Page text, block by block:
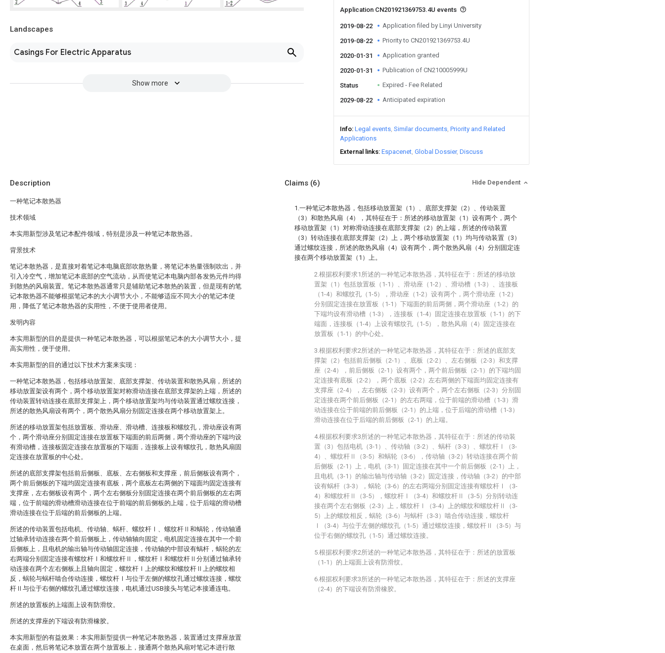
Landscapes
Casings For Electric Apparatus
Show more
Application CN201921369753.4U events
2019-08-22 Application filed by Linyi University
2019-08-22 Priority to CN201921369753.4U
2020-01-31 Application granted
2020-01-31 Publication of CN210005999U
Status Expired - Fee Related
2029-08-22 Anticipated expiration
Info Legal events Similar documents Priority and Related
Applications
External links Espacenet Global Dossier Discuss
Description
一种笔记本散热器
技术领域
本实用新型涉及笔记本配件领域，特别是涉及一种笔记本散热器。
背景技术
笔记本散热器，是直接对着笔记本电脑底部吹散热量，将笔记本热量强制吹出，并
引入冷空气，增加笔记本底部的空气流动，从而使笔记本电脑内部各发热元件均得
到散热的风扇装置。笔记本散热器通常只是辅助笔记本散热的装置，但是现有的笔
记本散热器不能够根据笔记本的大小调节大小，不能够适应不同大小的笔记本使
用，降低了笔记本散热器的实用性，不便于使用者使用。
发明内容
本实用新型的目的是提供一种笔记本散热器，可以根据笔记本的大小调节大小，提
高实用性，便于使用。
本实用新型的目的通过以下技术方案来实现：
一种笔记本散热器，包括移动放置架、底部支撑架、传动装置和散热风扇，所述的
移动放置架设有两个，两个移动放置架对称滑动连接在底部支撑架的上端，所述的
传动装置转动连接在底部支撑架上，两个移动放置架均与传动装置通过螺纹连接，
所述的散热风扇设有两个，两个散热风扇分别固定连接在两个移动放置架上。
所述的移动放置架包括放置板、滑动座、滑动槽、连接板和螺纹孔，滑动座设有两
个，两个滑动座分别固定连接在放置板下端面的前后两侧，两个滑动座的下端均设
有滑动槽，连接板固定连接在放置板的下端面，连接板上设有螺纹孔，散热风扇固
定连接在放置板的中心处。
所述的底部支撑架包括前后侧板、底板、左右侧板和支撑座，前后侧板设有两个，
两个前后侧板的下端均固定连接有底板，两个底板左右两侧的下端面均固定连接有
支撑座，左右侧板设有两个，两个左右侧板分别固定连接在两个前后侧板的左右两
端，位于前端的滑动槽滑动连接在位于前端的前后侧板的上端，位于后端的滑动槽
滑动连接在位于后端的前后侧板的上端。
所述的传动装置包括电机、传动轴、蜗杆、螺纹杆Ⅰ、螺纹杆Ⅱ和蜗轮，传动轴通
过轴承转动连接在两个前后侧板上，传动轴轴向固定，电机固定连接在其中一个前
后侧板上，且电机的输出轴与传动轴固定连接，传动轴的中部设有蜗杆，蜗轮的左
右两端分别固定连接有螺纹杆Ⅰ和螺纹杆Ⅱ，螺纹杆Ⅰ和螺纹杆Ⅱ分别通过轴承转
动连接在两个左右侧板上且轴向固定，螺纹杆Ⅰ上的螺纹和螺纹杆Ⅱ上的螺纹相
反，蜗轮与蜗杆啮合传动连接，螺纹杆Ⅰ与位于左侧的螺纹孔通过螺纹连接，螺纹
杆Ⅱ与位于右侧的螺纹孔通过螺纹连接，电机通过USB接头与笔记本接通连电。
所述的放置板的上端面上设有防滑纹。
所述的支撑座的下端设有防滑橡胶。
本实用新型的有益效果：本实用新型提供一种笔记本散热器，装置通过支撑座放置
在桌面，然后将笔记本放置在两个放置板上，接通两个散热风扇对笔记本进行散
Claims (6) Hide Dependent
1.一种笔记本散热器，包括移动放置架（1）、底部支撑架（2）、传动装置
（3）和散热风扇（4），其特征在于：所述的移动放置架（1）设有两个，两个
移动放置架（1）对称滑动连接在底部支撑架（2）的上端，所述的传动装置
（3）转动连接在底部支撑架（2）上，两个移动放置架（1）均与传动装置（3）
通过螺纹连接，所述的散热风扇（4）设有两个，两个散热风扇（4）分别固定连
接在两个移动放置架（1）上。
2.根据权利要求1所述的一种笔记本散热器，其特征在于：所述的移动放
置架（1）包括放置板（1-1）、滑动座（1-2）、滑动槽（1-3）、连接板
（1-4）和螺纹孔（1-5），滑动座（1-2）设有两个，两个滑动座（1-2）
分别固定连接在放置板（1-1）下端面的前后两侧，两个滑动座（1-2）的
下端均设有滑动槽（1-3），连接板（1-4）固定连接在放置板（1-1）的下
端面，连接板（1-4）上设有螺纹孔（1-5），散热风扇（4）固定连接在
放置板（1-1）的中心处。
3.根据权利要求2所述的一种笔记本散热器，其特征在于：所述的底部支
撑架（2）包括前后侧板（2-1）、底板（2-2）、左右侧板（2-3）和支撑
座（2-4），前后侧板（2-1）设有两个，两个前后侧板（2-1）的下端均固
定连接有底板（2-2），两个底板（2-2）左右两侧的下端面均固定连接有
支撑座（2-4），左右侧板（2-3）设有两个，两个左右侧板（2-3）分别固
定连接在两个前后侧板（2-1）的左右两端，位于前端的滑动槽（1-3）滑
动连接在位于前端的前后侧板（2-1）的上端，位于后端的滑动槽（1-3）
滑动连接在位于后端的前后侧板（2-1）的上端。
4.根据权利要求3所述的一种笔记本散热器，其特征在于：所述的传动装
置（3）包括电机（3-1）、传动轴（3-2）、蜗杆（3-3）、螺纹杆Ⅰ（3-
4）、螺纹杆Ⅱ（3-5）和蜗轮（3-6），传动轴（3-2）转动连接在两个前
后侧板（2-1）上，电机（3-1）固定连接在其中一个前后侧板（2-1）上，
且电机（3-1）的输出轴与传动轴（3-2）固定连接，传动轴（3-2）的中部
设有蜗杆（3-3），蜗轮（3-6）的左右两端分别固定连接有螺纹杆Ⅰ（3-
4）和螺纹杆Ⅱ（3-5），螺纹杆Ⅰ（3-4）和螺纹杆Ⅱ（3-5）分别转动连
接在两个左右侧板（2-3）上，螺纹杆Ⅰ（3-4）上的螺纹和螺纹杆Ⅱ（3-
5）上的螺纹相反，蜗轮（3-6）与蜗杆（3-3）啮合传动连接，螺纹杆
Ⅰ（3-4）与位于左侧的螺纹孔（1-5）通过螺纹连接，螺纹杆Ⅱ（3-5）与
位于右侧的螺纹孔（1-5）通过螺纹连接。
5.根据权利要求2所述的一种笔记本散热器，其特征在于：所述的放置板
（1-1）的上端面上设有防滑纹。
6.根据权利要求3所述的一种笔记本散热器，其特征在于：所述的支撑座
（2-4）的下端设有防滑橡胶。